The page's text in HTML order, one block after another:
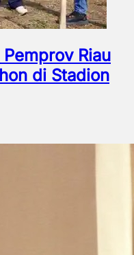
Riau
di Stadion